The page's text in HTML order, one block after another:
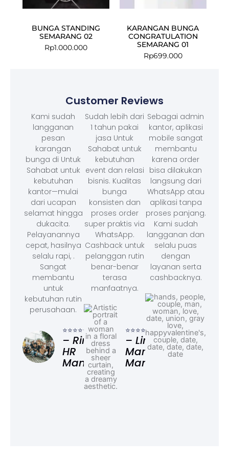
BUNGA STANDING
SEMARANG 02
Rp1.000.000
KARANGAN BUNGA
CONGRATULATION
SEMARANG 01
Rp699.000
Customer Reviews
Kami sudah
langganan
pesan
karangan
bunga di Untuk
Sahabat untuk
kebutuhan
kantor—mulai
dari ucapan
selamat hingga
dukacita.
Pelayanannya
cepat, hasilnya
selalu rapi, .
Sangat
membantu
untuk
kebutuhan rutin
perusahaan.
⭐⭐⭐⭐⭐
– Rina,
HR
Manager
Sudah lebih dari
1 tahun pakai
jasa Untuk
Sahabat untuk
kebutuhan
event dan relasi
bisnis. Kualitas
bunga
konsisten dan
proses order
super praktis via
WhatsApp.
Cashback untuk
pelanggan rutin
benar-benar
terasa
manfaatnya.
⭐⭐⭐⭐⭐
– Linda,
Marketing
Manager
Sebagai admin
kantor, aplikasi
mobile sangat
membantu
karena order
bisa dilakukan
langsung dari
WhatsApp atau
aplikasi tanpa
proses panjang.
Kami sudah
langganan dan
selalu puas
dengan
layanan serta
cashbacknya.